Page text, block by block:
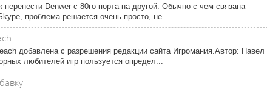
перенести Denwer с 80го порта на другой. Обычно с чем связана
проблема решается очень просто, не...
добавлена с разрешения редакции сайта Игромания.Автор: Павел
любителей игр пользуется определ...